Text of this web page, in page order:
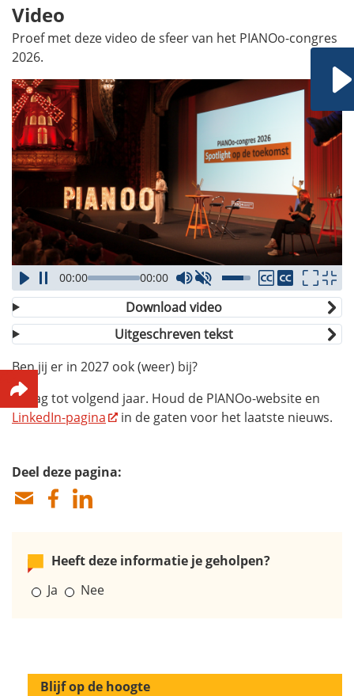
Video
Proef met deze video de sfeer van het PIANOo-congres
2026.
00:00 00:00
Download video
Uitgeschreven tekst
Ben jij er in 2027 ook (weer) bij?
Graag tot volgend jaar. Houd de PIANOo-website en
LinkedIn-pagina
in de gaten voor het laatste nieuws.
Deel deze pagina:
Heeft deze informatie je geholpen?
Ja
Nee
Blijf op de hoogte